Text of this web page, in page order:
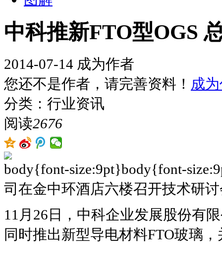
中科推新FTO型OGS
2014-07-14 成为作者
您还不是作者，请完善资料！ 成
分类：行业资讯
阅读2676
body{font-size:9pt}body{font-
司在金中环酒店六楼召开技术研
11月26日，中科企业发展股份有
同时推出新型导电材料FTO玻璃